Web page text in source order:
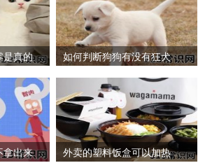
是真的
如何判断狗狗有没有狂犬
狂犬病？
拿出来
外卖的塑料饭盒可以加热